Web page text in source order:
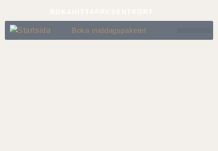
Boka middagspaketet